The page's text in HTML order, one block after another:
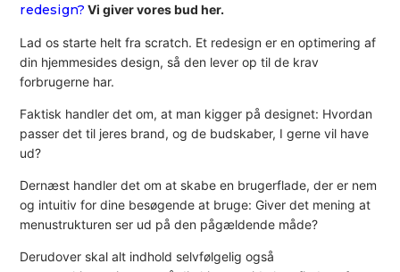
redesign? Vi giver vores bud her.
Lad os starte helt fra scratch. Et redesign er en optimering af
din hjemmesides design, så den lever op til de krav
forbrugerne har.
Faktisk handler det om, at man kigger på designet: Hvordan
passer det til jeres brand, og de budskaber, I gerne vil have
ud?
Dernæst handler det om at skabe en brugerflade, der er nem
og intuitiv for dine besøgende at bruge: Giver det mening at
menustrukturen ser ud på den pågældende måde?
Derudover skal alt indhold selvfølgelig også